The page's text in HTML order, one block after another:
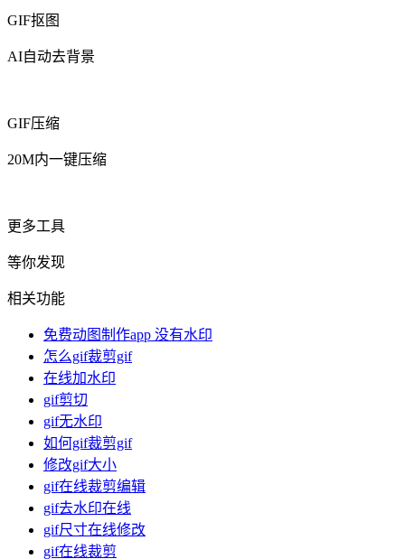
GIF抠图
AI自动去背景
GIF压缩
20M内一键压缩
更多工具
等你发现
相关功能
免费动图制作app 没有水印
怎么gif裁剪gif
在线加水印
gif剪切
gif无水印
如何gif裁剪gif
修改gif大小
gif在线裁剪编辑
gif去水印在线
gif尺寸在线修改
gif在线裁剪